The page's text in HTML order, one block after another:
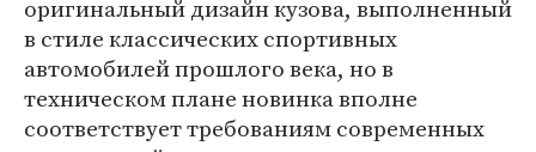
оригинальный дизайн кузова, выполненный
в стиле классических спортивных
автомобилей прошлого века, но в
техническом плане новинка вполне
соответствует требованиям современных